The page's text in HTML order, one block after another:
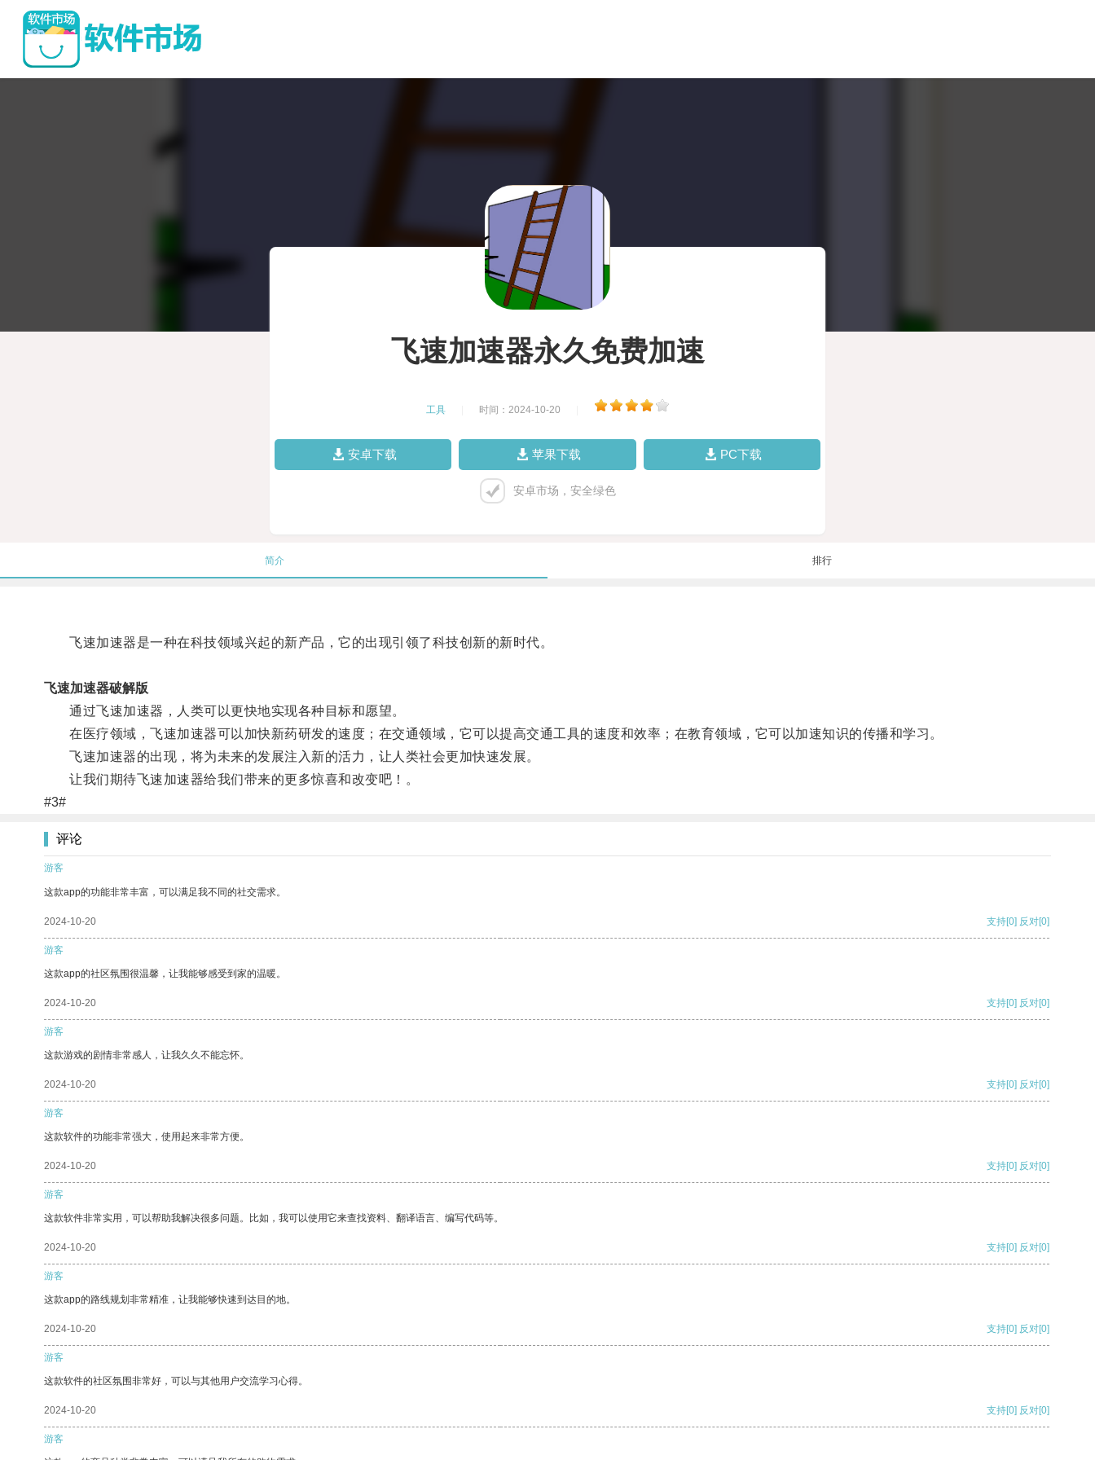
飞速加速器永久免费加速
工具 时间：2024-10-20
安卓下载 苹果下载 PC下载
安卓市场，安全绿色
简介 排行
飞速加速器是一种在科技领域兴起的新产品，它的出现引领了科技创新的新时代。
飞速加速器破解版
通过飞速加速器，人类可以更快地实现各种目标和愿望。
在医疗领域，飞速加速器可以加快新药研发的速度；在交通领域，它可以提高交通工具的速度和效率；在教育领域，它可以加速知识的传播和学习。
飞速加速器的出现，将为未来的发展注入新的活力，让人类社会更加快速发展。
让我们期待飞速加速器给我们带来的更多惊喜和改变吧！。
#3#
评论
游客
这款app的功能非常丰富，可以满足我不同的社交需求。
2024-10-20 支持[0] 反对[0]
游客
这款app的社区氛围很温馨，让我能够感受到家的温暖。
2024-10-20 支持[0] 反对[0]
游客
这款游戏的剧情非常感人，让我久久不能忘怀。
2024-10-20 支持[0] 反对[0]
游客
这款软件的功能非常强大，使用起来非常方便。
2024-10-20 支持[0] 反对[0]
游客
这款软件非常实用，可以帮助我解决很多问题。比如，我可以使用它来查找资料、翻译语言、编写代码等。
2024-10-20 支持[0] 反对[0]
游客
这款app的路线规划非常精准，让我能够快速到达目的地。
2024-10-20 支持[0] 反对[0]
游客
这款软件的社区氛围非常好，可以与其他用户交流学习心得。
2024-10-20 支持[0] 反对[0]
游客